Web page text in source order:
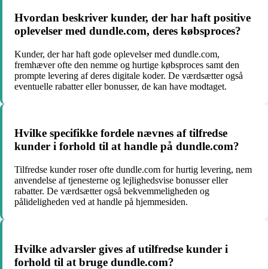
Hvordan beskriver kunder, der har haft positive
oplevelser med dundle.com, deres købsproces?
Kunder, der har haft gode oplevelser med dundle.com,
fremhæver ofte den nemme og hurtige købsproces samt den
prompte levering af deres digitale koder. De værdsætter også
eventuelle rabatter eller bonusser, de kan have modtaget.
Hvilke specifikke fordele nævnes af tilfredse
kunder i forhold til at handle på dundle.com?
Tilfredse kunder roser ofte dundle.com for hurtig levering, nem
anvendelse af tjenesterne og lejlighedsvise bonusser eller
rabatter. De værdsætter også bekvemmeligheden og
pålideligheden ved at handle på hjemmesiden.
Hvilke advarsler gives af utilfredse kunder i
forhold til at bruge dundle.com?